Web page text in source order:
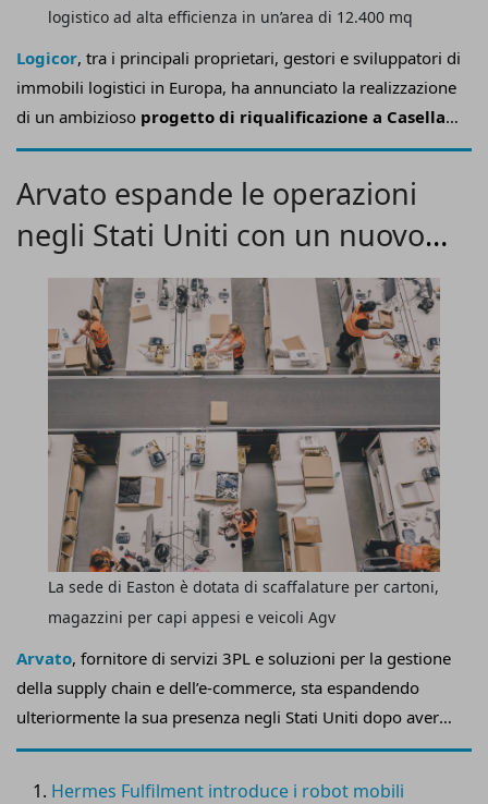
Logicor, tra i principali proprietari, gestori e sviluppatori di
immobili logistici in Europa, ha annunciato la realizzazione
di un ambizioso progetto di riqualificazione a Casella,
in provincia di Genova, rafforzando la propria leadership
Nord.
logistico ad alta efficienza in un’area di 12.400 mq
Arvato espande le operazioni
negli Stati Uniti con un nuovo
hub
Arvato, fornitore di servizi 3PL e soluzioni per la gestione
della supply chain e dell’e-commerce, sta espandendo
ulteriormente la sua presenza negli Stati Uniti dopo aver
rilevato uncentro di distribuzione di importanza
La sede di Easton è dotata di scaffalature per cartoni,
magazzini per capi appesi e veicoli Agv
Hermes Fulfilment introduce i robot mobili